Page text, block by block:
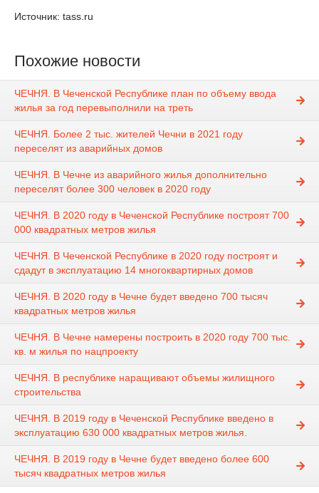
Источник: tass.ru
Похожие новости
ЧЕЧНЯ. В Чеченской Республике план по объему ввода
жилья за год перевыполнили на треть
ЧЕЧНЯ. Более 2 тыс. жителей Чечни в 2021 году
переселят из аварийных домов
ЧЕЧНЯ. В Чечне из аварийного жилья дополнительно
переселят более 300 человек в 2020 году
ЧЕЧНЯ. В 2020 году в Чеченской Республике построят 700
000 квадратных метров жилья
ЧЕЧНЯ. В Чеченской Республике в 2020 году построят и
сдадут в эксплуатацию 14 многоквартирных домов
ЧЕЧНЯ. В 2020 году в Чечне будет введено 700 тысяч
квадратных метров жилья
ЧЕЧНЯ. В Чечне намерены построить в 2020 году 700 тыс.
кв. м жилья по нацпроекту
ЧЕЧНЯ. В республике наращивают объемы жилищного
строительства
ЧЕЧНЯ. В 2019 году в Чеченской Республике введено в
эксплуатацию 630 000 квадратных метров жилья.
ЧЕЧНЯ. В 2019 году в Чечне будет введено более 600
тысяч квадратных метров жилья